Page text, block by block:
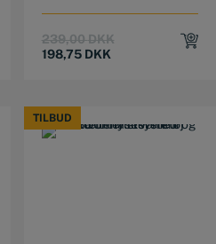
239,00DKKOriginal
198,75 DKK
Current
TILBUD
TILBUD